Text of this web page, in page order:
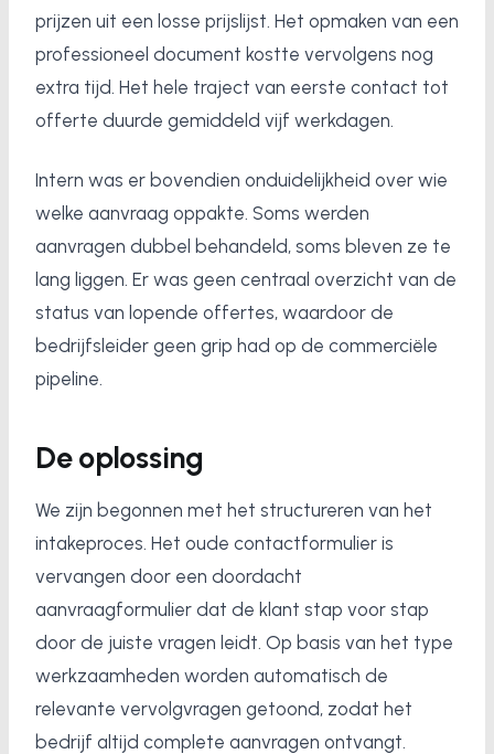
prijzen uit een losse prijslijst. Het opmaken van een
professioneel document kostte vervolgens nog
extra tijd. Het hele traject van eerste contact tot
offerte duurde gemiddeld vijf werkdagen.
Intern was er bovendien onduidelijkheid over wie
welke aanvraag oppakte. Soms werden
aanvragen dubbel behandeld, soms bleven ze te
lang liggen. Er was geen centraal overzicht van de
status van lopende offertes, waardoor de
bedrijfsleider geen grip had op de commerciële
pipeline.
De oplossing
We zijn begonnen met het structureren van het
intakeproces. Het oude contactformulier is
vervangen door een doordacht
aanvraagformulier dat de klant stap voor stap
door de juiste vragen leidt. Op basis van het type
werkzaamheden worden automatisch de
relevante vervolgvragen getoond, zodat het
bedrijf altijd complete aanvragen ontvangt.